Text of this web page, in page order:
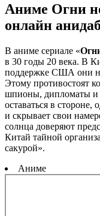
Аниме Огни
онлайн анидаб
В аниме сериале «
в 30 годы 20 века. В
поддержке США они
Этому противостоят
шпионы, дипломаты и
оставаться в стороне,
и скрывает свои
солнца доверяют
Китай тайной
сакурой».
Аниме